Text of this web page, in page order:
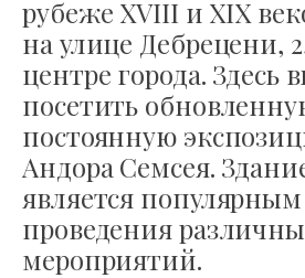
рубеже XVIII и XIX
на улице Дебрецени,
центре города. Здесь
посетить
постоянную
Андора Семсея.
является
проведения
мероприятий.